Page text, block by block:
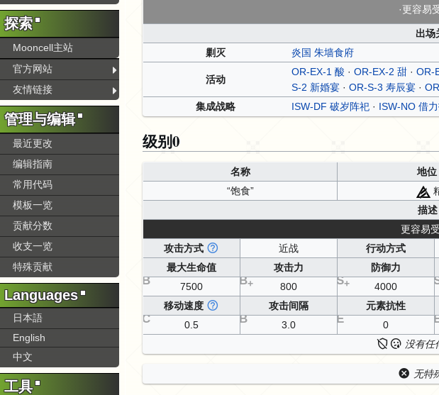
·更容易
出场
剿灭
炎国 朱墙食府
活动
OR-EX-1 酸 · OR-EX-2 甜· OR-
S-2 新婚宴· OR-S-3 寿辰宴·
集成战略
ISW-DF 破岁阵祀· ISW-NO 借
级别0
名称 地位
“饱食”
描述
更容易
攻击方式
近战 行动方式
最大生命值
攻击力 防御力
7500
B 800
B+ 4000
S+
移动速度
攻击间隔 元素抗性
0.5
C 3.0
B 0
E
没有任
无特
探索
Mooncell主站
官方网站
友情链接
管理与编辑
最近更改
编辑指南
常用代码
模板一览
贡献分数
收支一览
特殊贡献
Languages
日本語
English
中文
工具